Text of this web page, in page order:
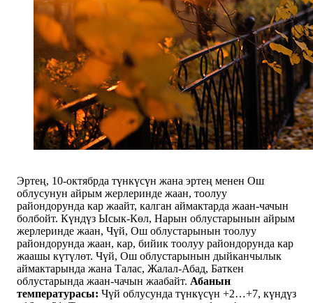
Эртең, 10-октябрда түнкүсүн жана эртең менен Ош
облусунун айрым жерлеринде жаан, тоолуу
райондорунда кар жаайт, калган аймактарда жаан-чачын
болбойт. Күндүз Ысык-Көл, Нарын облустарынын айрым
жерлеринде жаан, Чүй, Ош облустарынын тоолуу
райондорунда жаан, кар, бийик тоолуу райондорунда кар
жаашы күтүлөт. Чүй, Ош облустарынын дыйканчылык
аймактарында жана Талас, Жалал-Абад, Баткен
облустарында жаан-чачын жаабайт. Абанын
температурасы: Чүй облусунда түнкүсүн +2…+7, күндүз